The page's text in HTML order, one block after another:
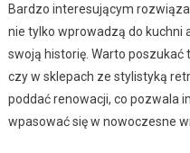
Bardzo interesującym
nie tylko wprowadzą do kuchni
swoją historię. Warto
czy w sklepach ze stylistyką
poddać renowacji, co pozwala
wpasować się w nowoczesne